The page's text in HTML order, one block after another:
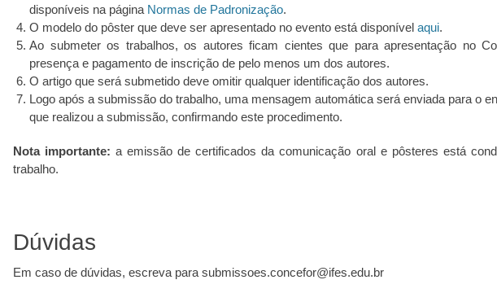
disponíveis na página Normas de Padronização.
O modelo do pôster que deve ser apresentado no evento está disponível aqui.
Ao submeter os trabalhos, os autores ficam cientes que para apresentação no
presença e pagamento de inscrição de pelo menos um dos autores.
O artigo que será submetido deve omitir qualquer identificação dos autores.
Logo após a submissão do trabalho, uma mensagem automática será enviada para o
que realizou a submissão, confirmando este procedimento.
Nota importante: a emissão de certificados da comunicação oral e pôsteres está
trabalho.
Dúvidas
Em caso de dúvidas, escreva para submissoes.concefor@ifes.edu.br